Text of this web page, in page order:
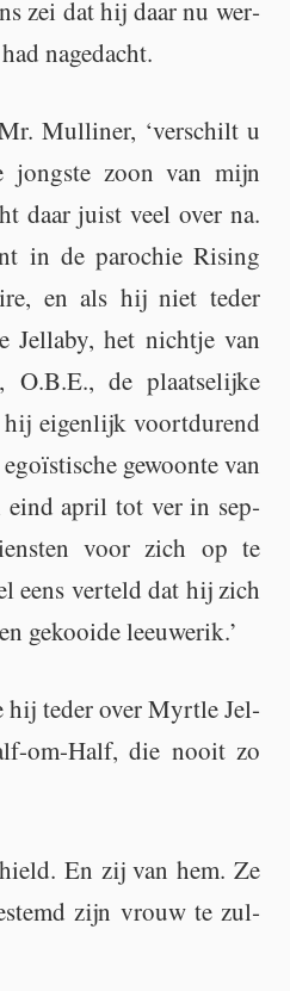
zei dat hij daar nu wer­
na­ge­dacht.
Mul­li­ner, ‘ver­schilt u
jong­ste zoon van mijn
daar juist veel over na.
in de pa­ro­chie Ri­sing
en als hij niet teder
Jel­la­by, het nicht­je van
O.B.E., de plaat­se­lij­ke
hij ei­gen­lijk voort­du­rend
ge­woon­te van
eind april tot ver in sep­
voor zich op te
eens ver­teld dat hij zich
ge­kooi­de leeu­we­rik.’
hij teder over Myrt­le Jel­
om-Half, die nooit zo
En zij van hem. Ze
zijn vrouw te zul­